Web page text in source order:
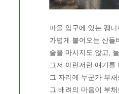
마을 입구에 있는 팽
가볍게 불어오는 산들
술을 마시지도 않고,
그저 이런저런 얘기를
그 자리에 누군가 부채
그 배려의 마음이 부